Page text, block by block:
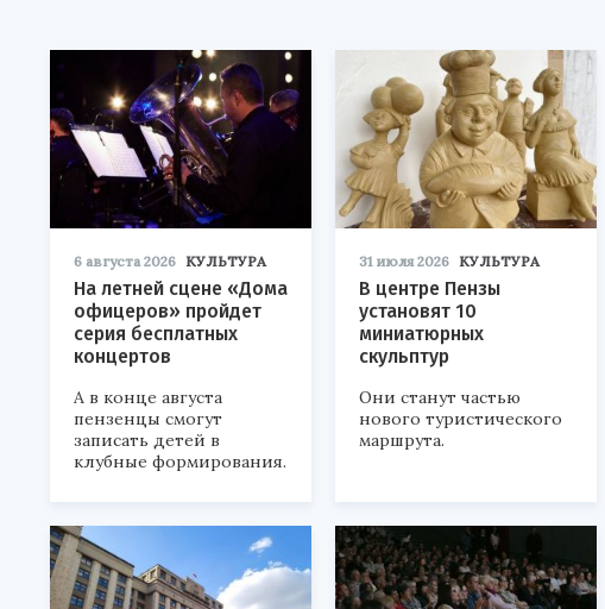
6 августа 2026 КУЛЬТУРА
На летней сцене «Дома
офицеров» пройдет
серия бесплатных
концертов
А в конце августа
пензенцы смогут
записать детей в
клубные формирования.
31 июля 2026 КУЛЬТУРА
В центре Пензы
установят 10
миниатюрных
скульптур
Они станут частью
нового туристического
маршрута.